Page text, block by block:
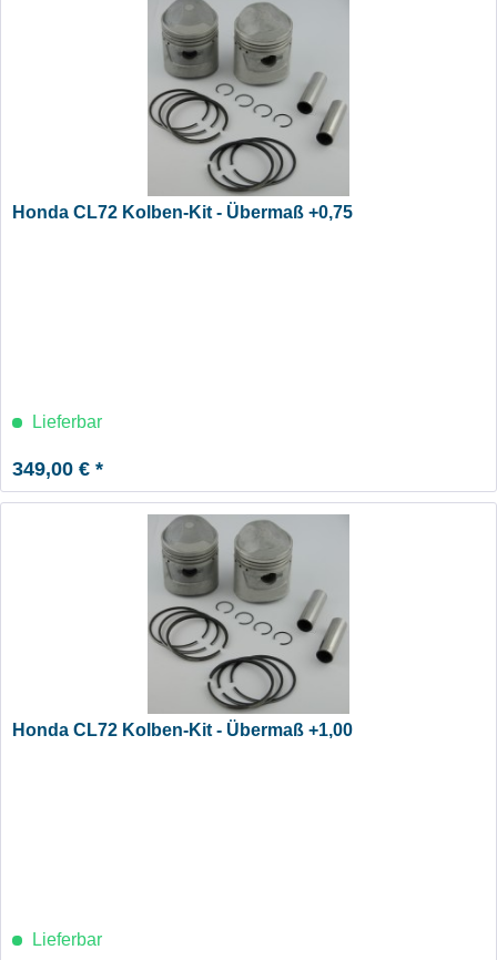
Honda CL72 Kolben-Kit - Übermaß +0,75
Lieferbar
349,00 € *
Honda CL72 Kolben-Kit - Übermaß +1,00
Lieferbar